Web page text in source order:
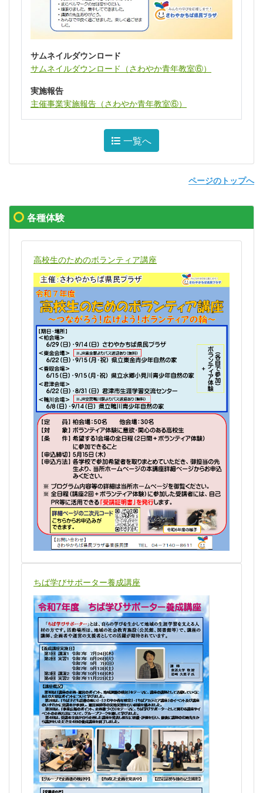
サムネイルダウンロード
サムネイルダウンロード（さわやか青年教室⑥）
実施報告
主催事業実施報告（さわやか青年教室⑥）
一覧へ
ページのトップへ
各種体験
高校生のためのボランティア講座
ちば学びサポーター養成講座